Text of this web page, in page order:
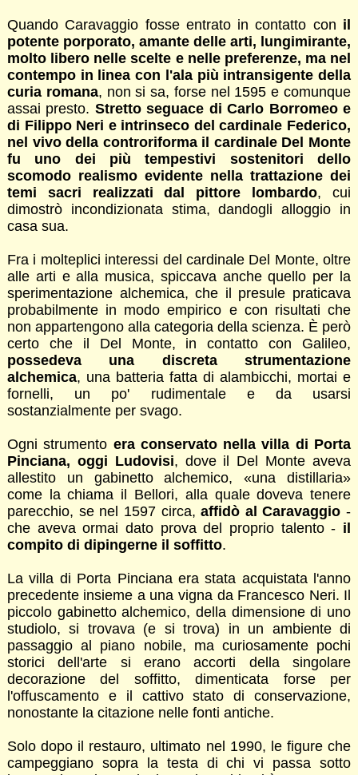
Quando Caravaggio fosse entrato in contatto con il
potente porporato, amante delle arti, lungimirante,
molto libero nelle scelte e nelle preferenze, ma nel
contempo in linea con l'ala più intransigente della
curia romana, non si sa, forse nel 1595 e comunque
assai presto. Stretto seguace di Carlo Borromeo e
di Filippo Neri e intrinseco del cardinale Federico,
nel vivo della controriforma il cardinale Del Monte
fu uno dei più tempestivi sostenitori dello
scomodo realismo evidente nella trattazione dei
temi sacri realizzati dal pittore lombardo, cui
dimostrò incondizionata stima, dandogli alloggio in
casa sua.
Fra i molteplici interessi del cardinale Del Monte, oltre
alle arti e alla musica, spiccava anche quello per la
sperimentazione alchemica, che il presule praticava
probabilmente in modo empirico e con risultati che
non appartengono alla categoria della scienza. È però
certo che il Del Monte, in contatto con Galileo,
possedeva una discreta strumentazione
alchemica, una batteria fatta di alambicchi, mortai e
fornelli, un po' rudimentale e da usarsi
sostanzialmente per svago.
Ogni strumento era conservato nella villa di Porta
Pinciana, oggi Ludovisi, dove il Del Monte aveva
allestito un gabinetto alchemico, «una distillaria»
come la chiama il Bellori, alla quale doveva tenere
parecchio, se nel 1597 circa,affidò al Caravaggio-
che aveva ormai dato prova del proprio talento - il
compito di dipingerne il soffitto.
La villa di Porta Pinciana era stata acquistata l'anno
precedente insieme a una vigna da Francesco Neri. Il
piccolo gabinetto alchemico, della dimensione di uno
studiolo, si trovava (e si trova) in un ambiente di
passaggio al piano nobile, ma curiosamente pochi
storici dell'arte si erano accorti della singolare
decorazione del soffitto, dimenticata forse per
l'offuscamento e il cattivo stato di conservazione,
nonostante la citazione nelle fonti antiche.
Solo dopo il restauro, ultimato nel 1990, le figure che
campeggiano sopra la testa di chi vi passa sotto